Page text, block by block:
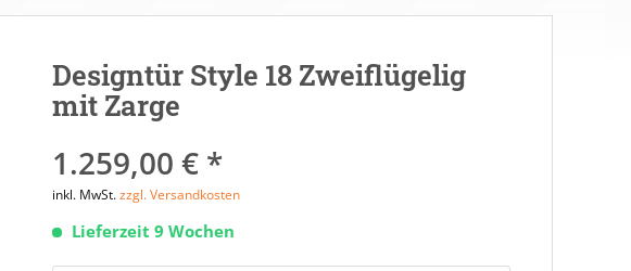
Designtür Style 18 Zweiflügelig
mit Zarge
1.259,00 € *
inkl. MwSt.zzgl. Versandkosten
Lieferzeit 9 Wochen